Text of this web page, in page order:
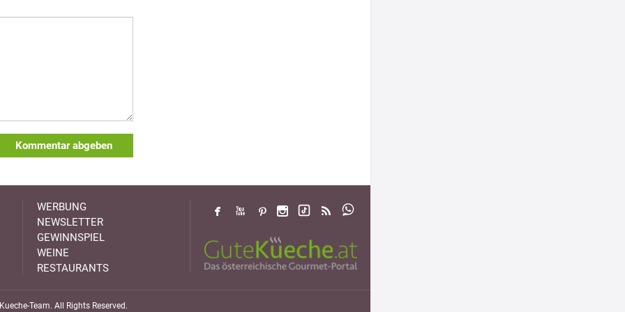
Kommentar abgeben
WERBUNG
NEWSLETTER
GEWINNSPIEL
WEINE
RESTAURANTS
Team. All Rights Reserved.